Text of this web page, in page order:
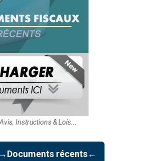
Instructions & Lois...
récents←